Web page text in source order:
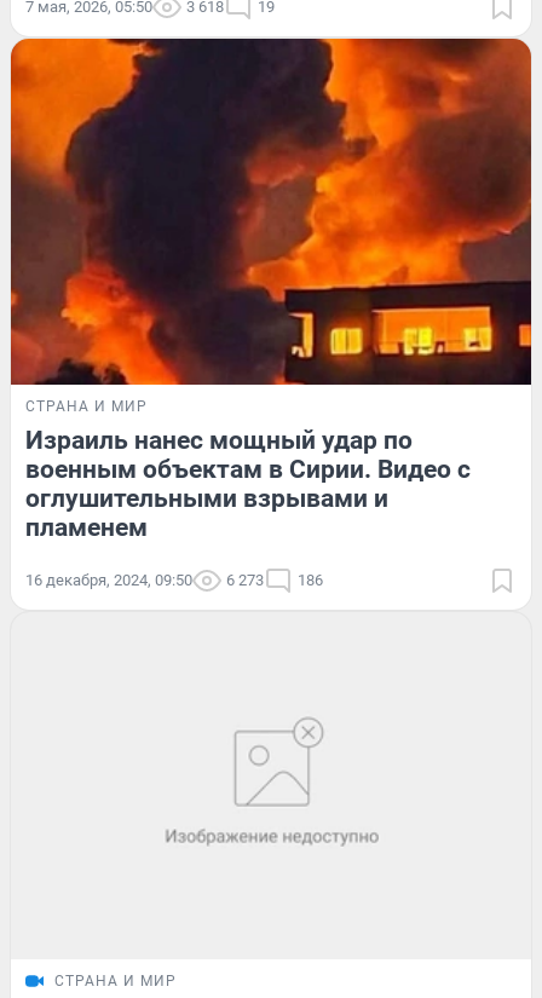
7 мая, 2026, 05:50 3 618 19
СТРАНА И МИР
Израиль нанес мощный удар по
военным объектам в Сирии. Видео с
оглушительными взрывами и
пламенем
16 декабря, 2024, 09:50 6 273 186
СТРАНА И МИР